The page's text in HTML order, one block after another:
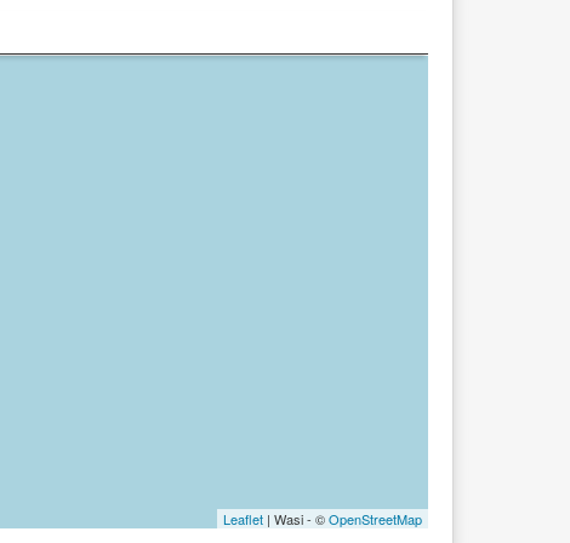
Leaflet | Wasi - ©OpenStreetMap